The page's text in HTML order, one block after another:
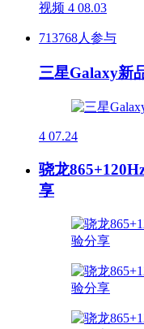
视频 4 08.03
713768人参与
三星Galaxy新
4 07.24
骁龙
享